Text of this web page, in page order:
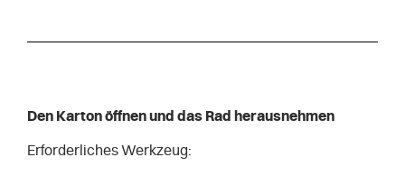
Den Karton öffnen und das Rad herausnehmen
Erforderliches Werkzeug: